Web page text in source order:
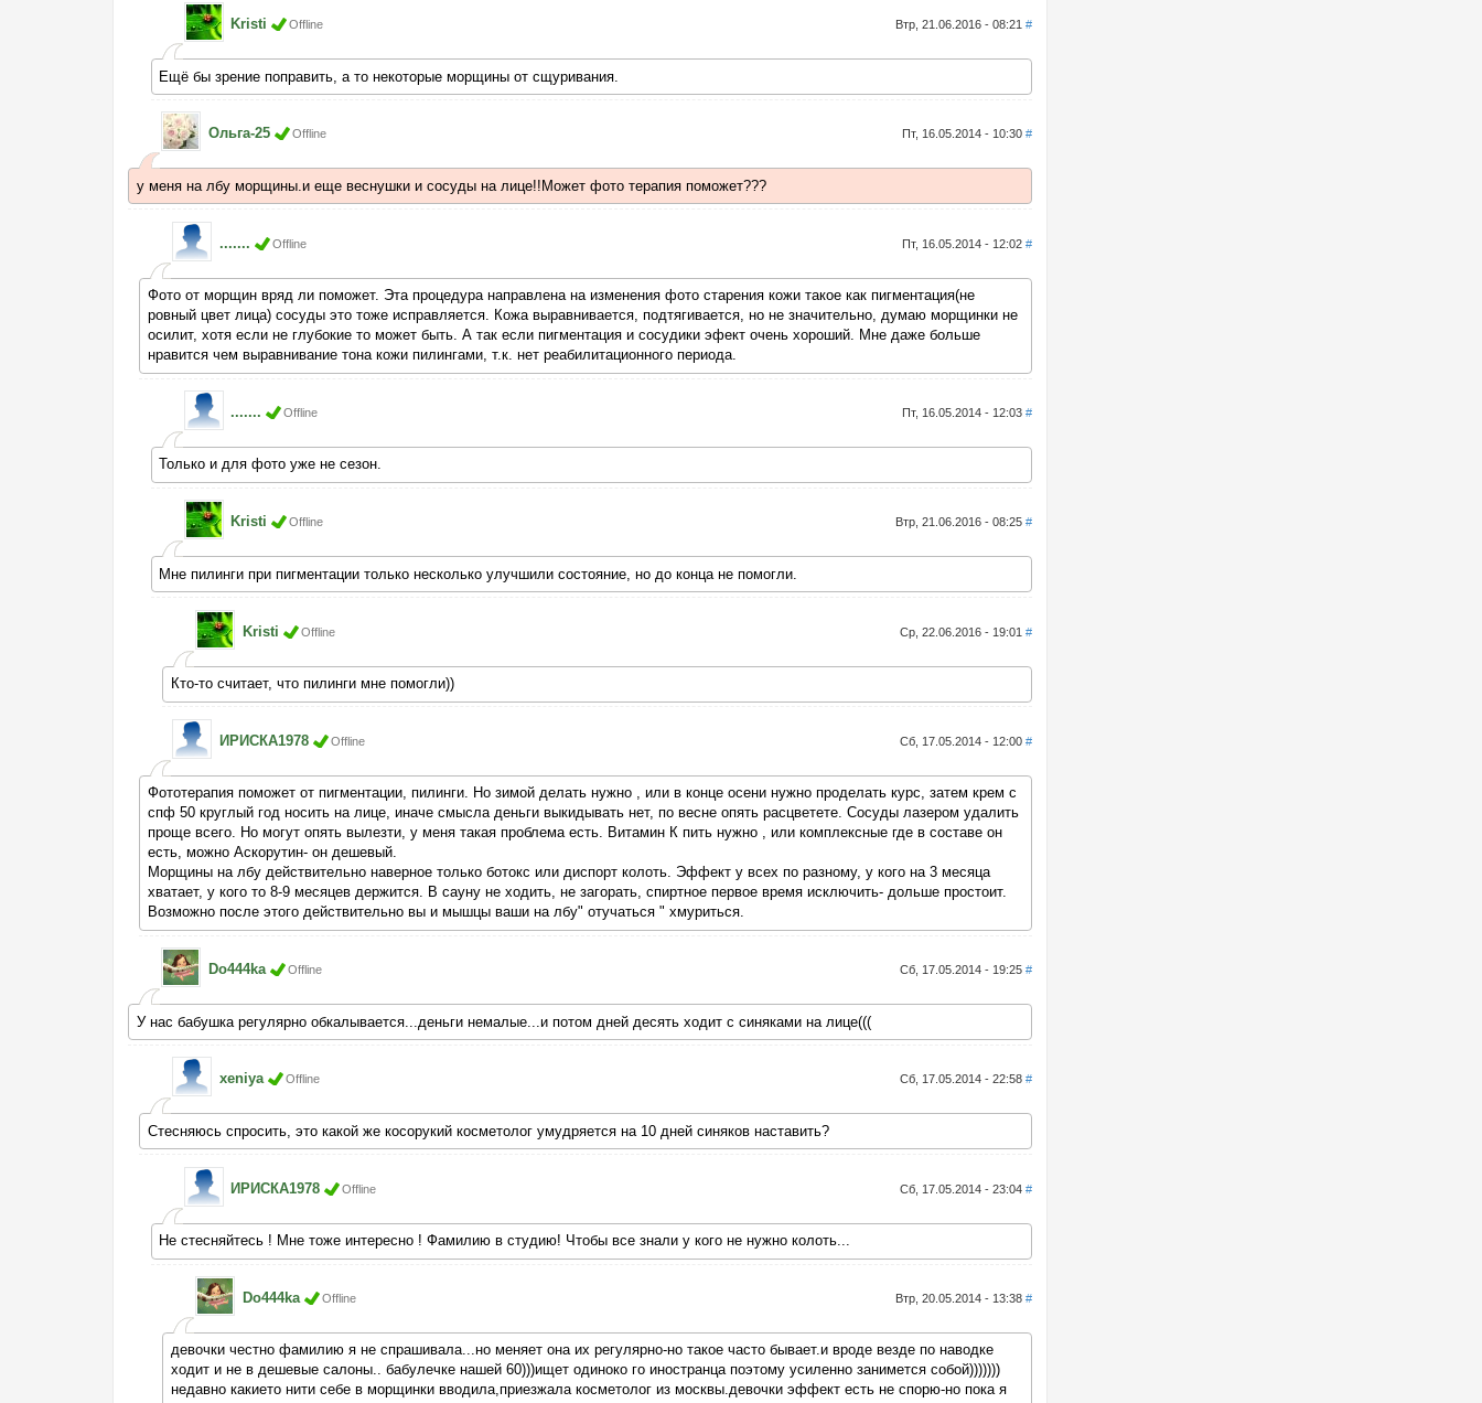
Kristi Offline Втр, 21.06.2016 - 08:21 #
Ещё бы зрение поправить, а то некоторые морщины от сщуривания.
Ольга-25 Offline Пт, 16.05.2014 - 10:30 #
у меня на лбу морщины.и еще веснушки и сосуды на лице!!Может фото терапия поможет???
....... Offline Пт, 16.05.2014 - 12:02 #
Фото от морщин вряд ли поможет. Эта процедура направлена на изменения фото старения кожи такое как пигментация(не
ровный цвет лица) сосуды это тоже исправляется. Кожа выравнивается, подтягивается, но не значительно, думаю морщинки не
осилит, хотя если не глубокие то может быть. А так если пигментация и сосудики эфект очень хороший. Мне даже больше
нравится чем выравнивание тона кожи пилингами, т.к. нет реабилитационного периода.
....... Offline Пт, 16.05.2014 - 12:03 #
Только и для фото уже не сезон.
Kristi Offline Втр, 21.06.2016 - 08:25 #
Мне пилинги при пигментации только несколько улучшили состояние, но до конца не помогли.
Kristi Offline Ср, 22.06.2016 - 19:01 #
Кто-то считает, что пилинги мне помогли))
ИРИСКА1978 Offline Сб, 17.05.2014 - 12:00 #
Фототерапия поможет от пигментации, пилинги. Но зимой делать нужно , или в конце осени нужно проделать курс, затем крем с
спф 50 круглый год носить на лице, иначе смысла деньги выкидывать нет, по весне опять расцветете. Сосуды лазером удалить
проще всего. Но могут опять вылезти, у меня такая проблема есть. Витамин К пить нужно , или комплексные где в составе он
есть, можно Аскорутин- он дешевый.
Морщины на лбу действительно наверное только ботокс или диспорт колоть. Эффект у всех по разному, у кого на 3 месяца
хватает, у кого то 8-9 месяцев держится. В сауну не ходить, не загорать, спиртное первое время исключить- дольше простоит.
Возможно после этого действительно вы и мышцы ваши на лбу" отучаться " хмуриться.
Do444ka Offline Сб, 17.05.2014 - 19:25 #
У нас бабушка регулярно обкалывается...деньги немалые...и потом дней десять ходит с синяками на лице(((
xeniya Offline Сб, 17.05.2014 - 22:58 #
Стесняюсь спросить, это какой же косорукий косметолог умудряется на 10 дней синяков наставить?
ИРИСКА1978 Offline Сб, 17.05.2014 - 23:04 #
Не стесняйтесь ! Мне тоже интересно ! Фамилию в студию! Чтобы все знали у кого не нужно колоть...
Do444ka Offline Втр, 20.05.2014 - 13:38 #
девочки честно фамилию я не спрашивала...но меняет она их регулярно-но такое часто бывает.и вроде везде по наводке
ходит и не в дешевые салоны.. бабулечке нашей 60)))ищет одиноко го иностранца поэтому усиленно занимется собой)))))))
недавно какието нити себе в морщинки вводила,приезжала косметолог из москвы.девочки эффект есть не спорю-но пока я